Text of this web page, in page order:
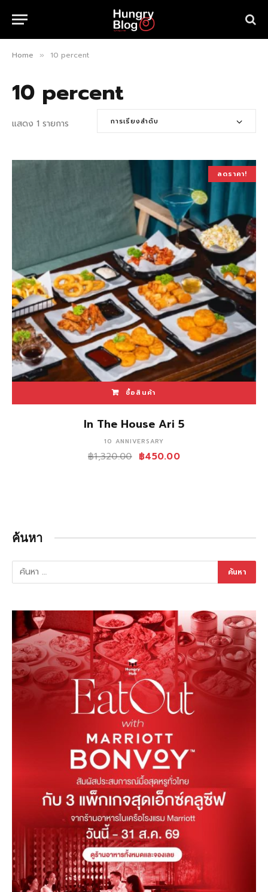
Home » 10 percent
10 percent
แสดง 1 รายการ การเรียงลำดับ
ลดราคา!
ซื้อสินค้า
In The House Ari 5
10 ANNIVERSARY
฿1,320.00 ฿450.00
ค้นหา